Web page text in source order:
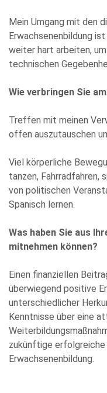
Mein Umgang mit den
Erwachsenenbildung
weiter hart arbeiten,
technischen
Wie verbringen Sie
Treffen mit meinen
offen auszutauschen
Viel körperliche
tanzen, Fahrradfahren,
von politischen
Spanisch lernen.
Was haben Sie aus
mitnehmen können?
Einen finanziellen
überwiegend positive
unterschiedlicher
Kenntnisse über eine
zukünftige
Erwachsenenbildung.